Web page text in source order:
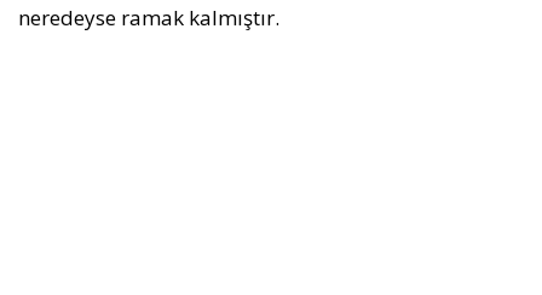
neredeyse ramak kalmıştır.